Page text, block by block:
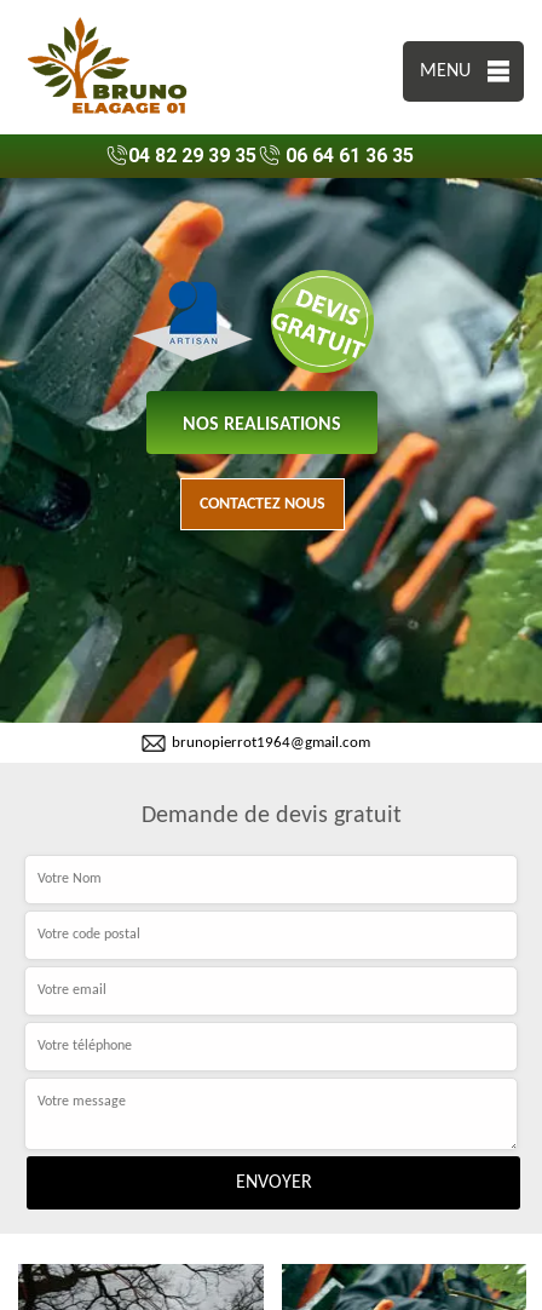
MENU
04 82 29 39 35 06 64 61 36 35
NOS REALISATIONS
CONTACTEZ NOUS
brunopierrot1964@gmail.com
Demande de devis gratuit